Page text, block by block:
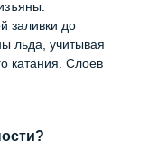
заливки до
льда, учитывая
катания. Слоев